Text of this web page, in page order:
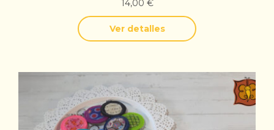
14,00 €
Ver detalles